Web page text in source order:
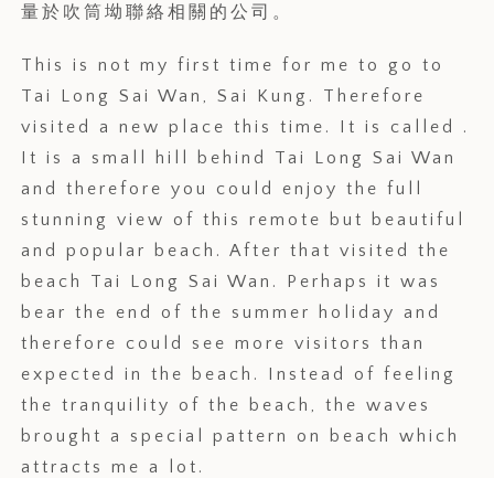
量於吹筒坳聯絡相關的公司。
This is not my first time for me to go to
Tai Long Sai Wan, Sai Kung. Therefore
visited a new place this time. It is called .
It is a small hill behind Tai Long Sai Wan
and therefore you could enjoy the full
stunning view of this remote but beautiful
and popular beach. After that visited the
beach Tai Long Sai Wan. Perhaps it was
bear the end of the summer holiday and
therefore could see more visitors than
expected in the beach. Instead of feeling
the tranquility of the beach, the waves
brought a special pattern on beach which
attracts me a lot.